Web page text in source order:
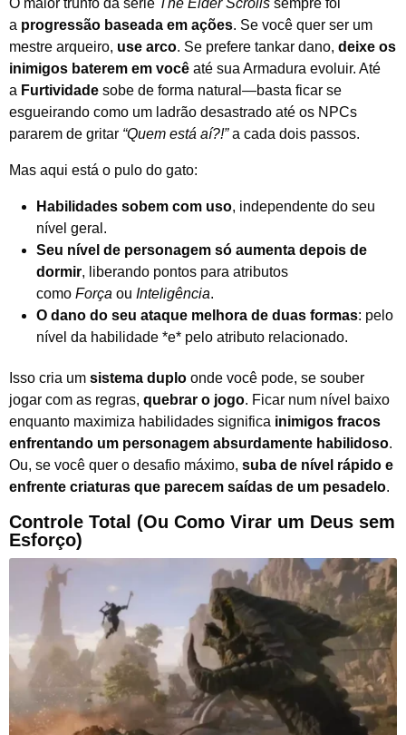
a progressão baseada em ações. Se você quer ser um
mestre arqueiro, use arco. Se prefere tankar dano, deixe os
inimigos baterem em você até sua Armadura evoluir. Até
a Furtividade sobe de forma natural—basta ficar se
esgueirando como um ladrão desastrado até os NPCs
pararem de gritar “Quem está aí?!”a cada dois passos.
Mas aqui está o pulo do gato:
Habilidades sobem com uso, independente do seu
nível geral.
Seu nível de personagem só aumenta depois de
dormir, liberando pontos para atributos
como Força ou Inteligência.
O dano do seu ataque melhora de duas formas: pelo
nível da habilidade *e* pelo atributo relacionado.
Isso cria um sistema duplo onde você pode, se souber
jogar com as regras, quebrar o jogo. Ficar num nível baixo
enquanto maximiza habilidades significa inimigos fracos
enfrentando um personagem absurdamente habilidoso.
Ou, se você quer o desafio máximo, suba de nível rápido e
enfrente criaturas que parecem saídas de um pesadelo.
Controle Total (Ou Como Virar um Deus sem
Esforço)